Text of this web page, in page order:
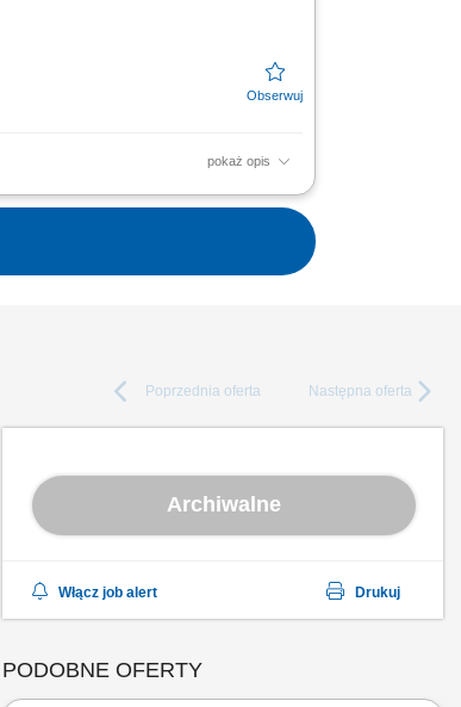
pokaż opis
Utrzymywanie
Poprzednia oferta Następna oferta
Archiwalne
Włącz job alert Drukuj
PODOBNE OFERTY